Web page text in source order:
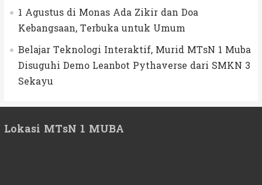
1 Agustus di Monas Ada Zikir dan Doa
Kebangsaan, Terbuka untuk Umum
Belajar Teknologi Interaktif, Murid MTsN 1 Muba
Disuguhi Demo Leanbot Pythaverse dari SMKN 3
Sekayu
Lokasi MTsN 1 MUBA